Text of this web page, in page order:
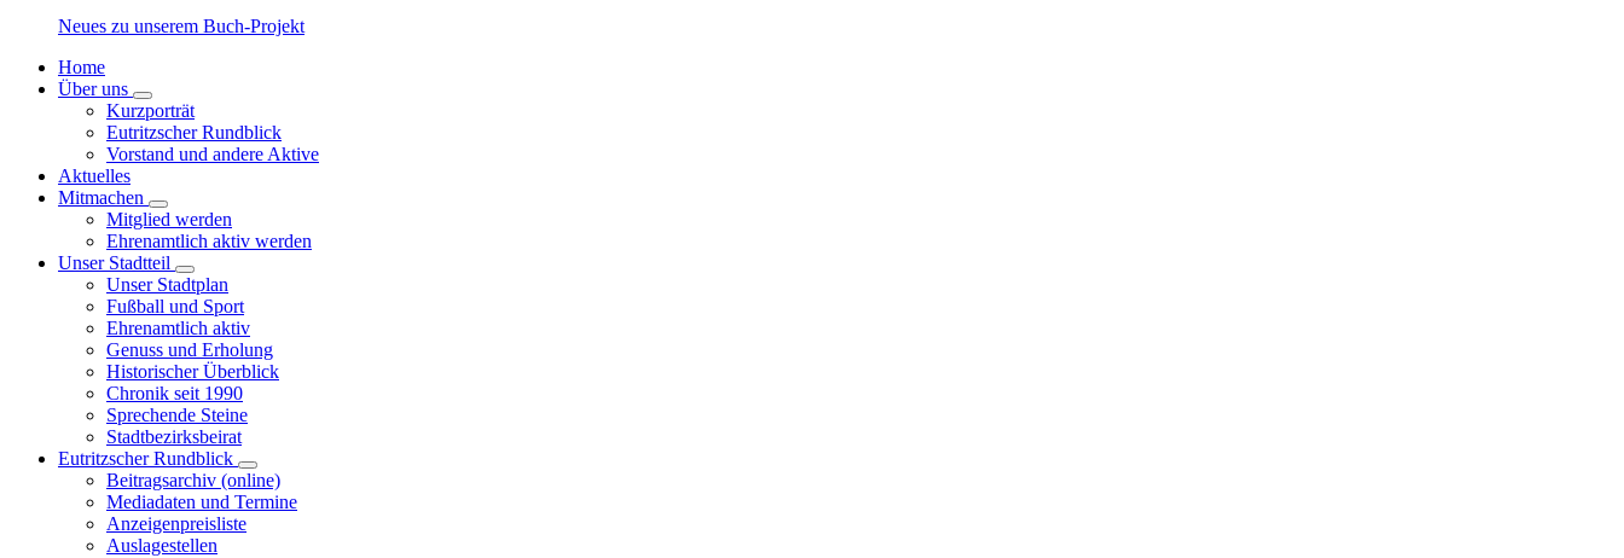
Neues zu unserem Buch-Projekt
Home
Über uns
Kurzporträt
Eutritzscher Rundblick
Vorstand und andere Aktive
Aktuelles
Mitmachen
Mitglied werden
Ehrenamtlich aktiv werden
Unser Stadtteil
Unser Stadtplan
Fußball und Sport
Ehrenamtlich aktiv
Genuss und Erholung
Historischer Überblick
Chronik seit 1990
Sprechende Steine
Stadtbezirksbeirat
Eutritzscher Rundblick
Beitragsarchiv (online)
Mediadaten und Termine
Anzeigenpreisliste
Auslagestellen